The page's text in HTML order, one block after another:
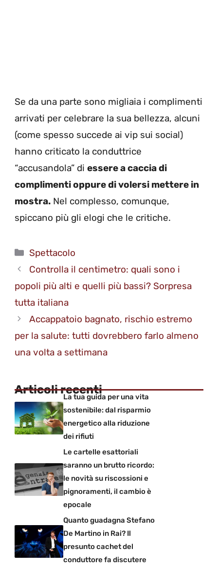
Se da una parte sono migliaia i complimenti
arrivati per celebrare la sua bellezza, alcuni
(come spesso succede ai vip sui social)
hanno criticato la conduttrice
“accusandola” di essere a caccia di
complimenti oppure di volersi mettere in
mostra. Nel complesso, comunque,
spiccano più gli elogi che le critiche.
Categorie
Spettacolo
Controlla il centimetro: quali sono i
popoli più alti e quelli più bassi? Sorpresa
tutta italiana
Accappatoio bagnato, rischio estremo
per la salute: tutti dovrebbero farlo almeno
una volta a settimana
Articoli recenti
La tua guida per una vita
sostenibile: dal risparmio
energetico alla riduzione
dei rifiuti
Le cartelle esattoriali
saranno un brutto ricordo:
le novità su riscossioni e
pignoramenti, il cambio è
epocale
Quanto guadagna Stefano
De Martino in Rai? Il
presunto cachet del
conduttore fa discutere